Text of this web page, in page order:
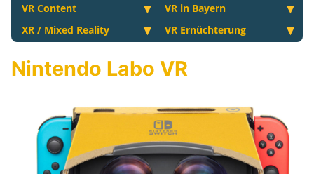
VR Content
VR in Bayern
XR / Mixed Reality
VR Ernüchterung
Nintendo Labo VR